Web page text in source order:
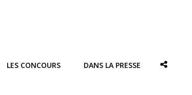
LES CONCOURS DANS LA PRESSE